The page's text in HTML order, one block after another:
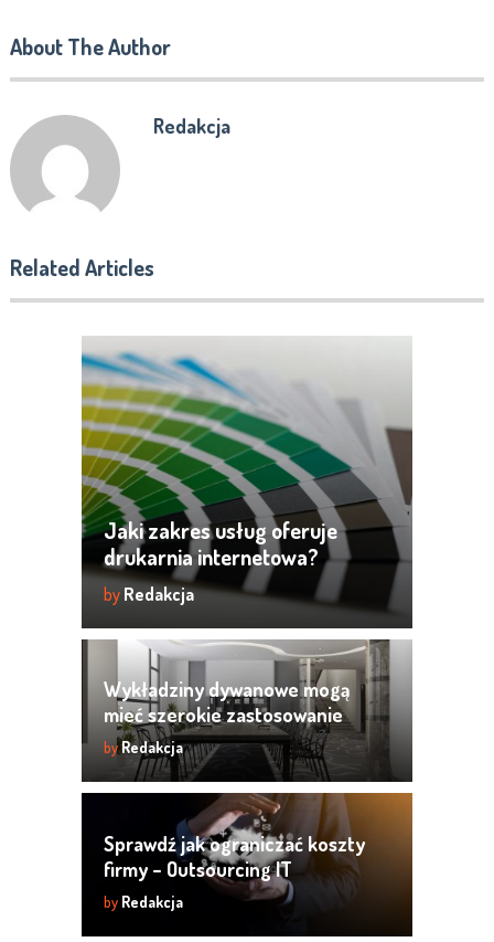
About The Author
Redakcja
Related Articles
Jaki zakres usług oferuje
drukarnia internetowa?
by Redakcja
Wykładziny dywanowe mogą
mieć szerokie zastosowanie
byRedakcja
Sprawdź jak ograniczać koszty
firmy – Outsourcing IT
by Redakcja